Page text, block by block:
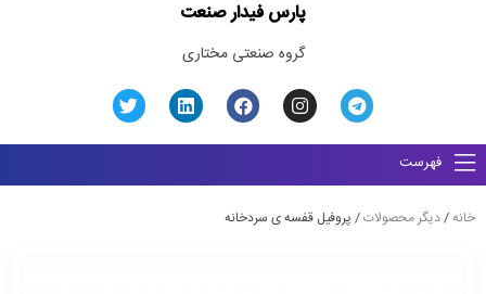
پارس فیدار صنعت
گروه صنعتی مختاری
فهرست
خانه/دیگر محصولات/ پروفیل قفسه ی سردخانه